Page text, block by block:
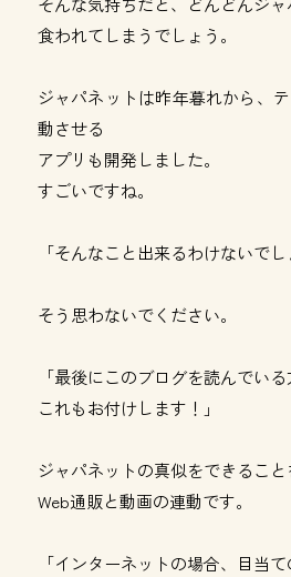
食われてしまうでしょう。
ジャパネットは昨年暮れから、
動させる
アプリも開発しました。
すごいですね。
「そんなこと出来るわけないでし
そう思わないでください。
「最後にこのブログを読んでい
これもお付けします！」
ジャパネットの真似をできること
Web通販と動画の連動です。
「インターネットの場合、目当て